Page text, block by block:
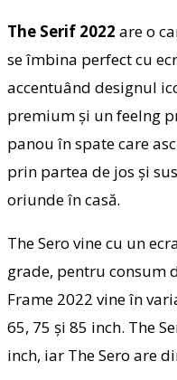
The Serif 2022 are o
se îmbina perfect cu
accentuând designul
premium şi un feelng
panou în spate care
prin partea de jos şi
oriunde în casă.
The Sero vine cu un
grade, pentru consum
Frame 2022 vine în
65, 75 şi 85 inch. The
inch, iar The Sero are